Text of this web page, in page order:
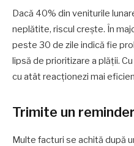
Dacă 40% din veniturile
neplătite, riscul crește. În
peste 30 de zile indică fie
lipsă de prioritizare a plății.
cu atât reacționezi mai
Trimite un
Multe facturi se achită după